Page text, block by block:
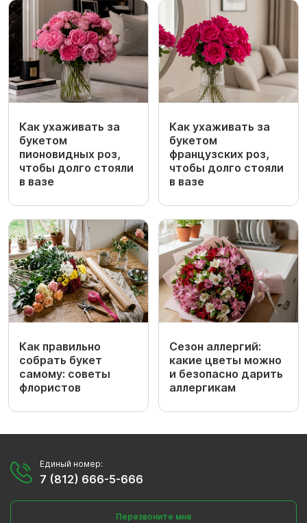
Как ухаживать за
букетом
пионовидных роз,
чтобы долго стояли
в вазе
Как ухаживать за
букетом
французских роз,
чтобы долго стояли
в вазе
Как правильно
собрать букет
самому: советы
флористов
Сезон аллергий:
какие цветы можно
и безопасно дарить
аллергикам
Единый номер:
7 (812) 666-5-666
Перезвоните мне